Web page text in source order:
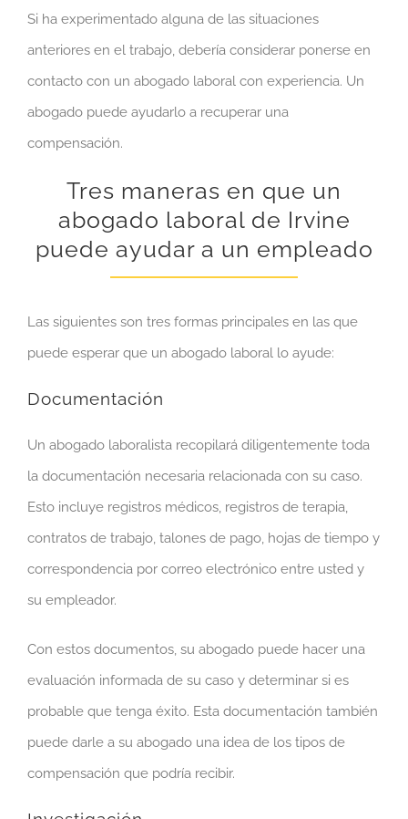
Si ha experimentado alguna de las situaciones
anteriores en el trabajo, debería considerar ponerse en
contacto con un abogado laboral con experiencia. Un
abogado puede ayudarlo a recuperar una
compensación.
Tres maneras en que un
abogado laboral de Irvine
puede ayudar a un empleado
Las siguientes son tres formas principales en las que
puede esperar que un abogado laboral lo ayude:
Documentación
Un abogado laboralista recopilará diligentemente toda
la documentación necesaria relacionada con su caso.
Esto incluye registros médicos, registros de terapia,
contratos de trabajo, talones de pago, hojas de tiempo y
correspondencia por correo electrónico entre usted y
su empleador.
Con estos documentos, su abogado puede hacer una
evaluación informada de su caso y determinar si es
probable que tenga éxito. Esta documentación también
puede darle a su abogado una idea de los tipos de
compensación que podría recibir.